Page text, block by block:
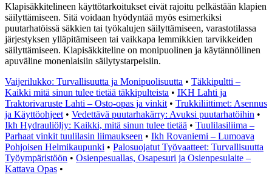
Klapisäkkitelineen käyttötarkoitukset eivät rajoitu pelkästään klapien
säilyttämiseen. Sitä voidaan hyödyntää myös esimerkiksi
puutarhatöissä säkkien tai työkalujen säilyttämiseen, varastotilassa
järjestyksen ylläpitämiseen tai vaikkapa lemmikkien tarvikkeiden
säilyttämiseen. Klapisäkkiteline on monipuolinen ja käytännöllinen
apuväline monenlaisiin säilytystarpeisiin.
Vaijerilukko: Turvallisuutta ja Monipuolisuutta • Täkkipultti –
Kaikki mitä sinun tulee tietää täkkipulteista • IKH Lahti ja
Traktorivaruste Lahti – Osto-opas ja vinkit • Trukkiliittimet: Asennus
ja Käyttöohjeet • Vedettävä puutarhakärry: Avuksi puutarhatöihin •
Ikh Hydrauliöljy: Kaikki, mitä sinun tulee tietää • Tuulilasiliima –
Parhaat vinkit tuulilasin liimaukseen • Ikh Rovaniemi – Lumoava
Pohjoisen Helmikaupunki • Palosuojatut Työvaatteet: Turvallisuutta
Työympäristöön • Osienpesuallas, Osapesuri ja Osienpesulaite –
Kattava Opas •